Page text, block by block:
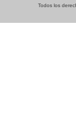
Todos los